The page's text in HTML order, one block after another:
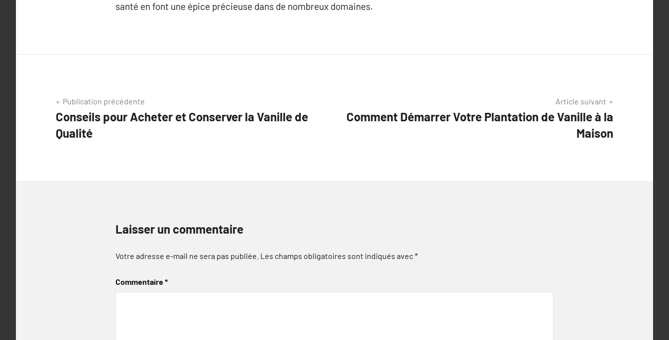
santé en font une épice précieuse dans de nombreux domaines.
Navigation
de
l’article
Publication précédente
Conseils pour Acheter et Conserver la Vanille de
Qualité
Article suivant
Comment Démarrer Votre Plantation de Vanille à la
Maison
Laisser un commentaire
Votre adresse e-mail ne sera pas publiée. Les champs obligatoires sont indiqués avec*
Commentaire*